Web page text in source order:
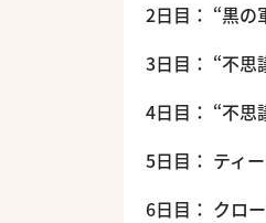
2日目： “黒の
3日目： “不思
4日目： “不思
5日目： ティ
6日目： クロ